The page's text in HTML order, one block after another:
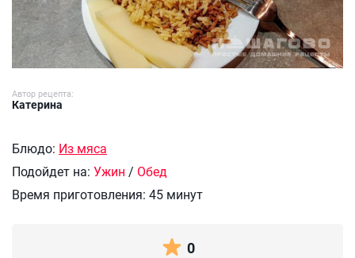
Автор рецепта:
Катерина
Блюдо: Из мяса
Подойдет на: Ужин / Обед
Время приготовления: 45 минут
0